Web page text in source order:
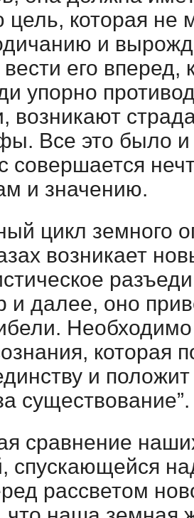
цель, которая не
и
его вперед,
упорно
возникают
Все это было
совершается
и значению.
цикл земного
возникает
и далее, оно
которая
и
существование”.
сравнение
спускающейся
рассветом